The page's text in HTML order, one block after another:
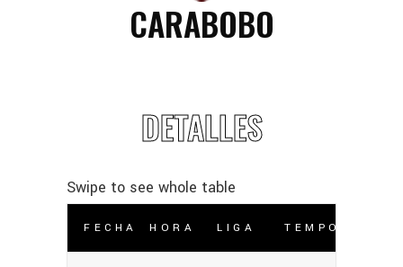
CARABOBO
DETALLES
FECHA HORA LIGA TEMPORADA